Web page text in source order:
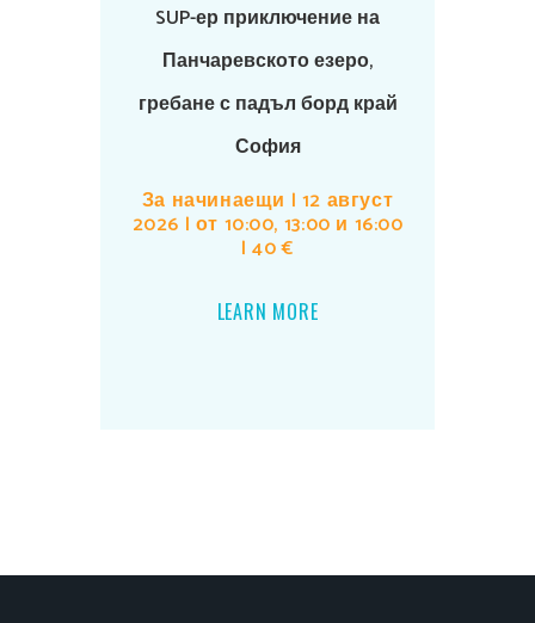
SUP-ер приключение на
Панчаревското езеро,
гребане с падъл борд край
София
За начинаещи | 12 август
2026 | от 10:00, 13:00 и 16:00
| 40 €
LEARN MORE